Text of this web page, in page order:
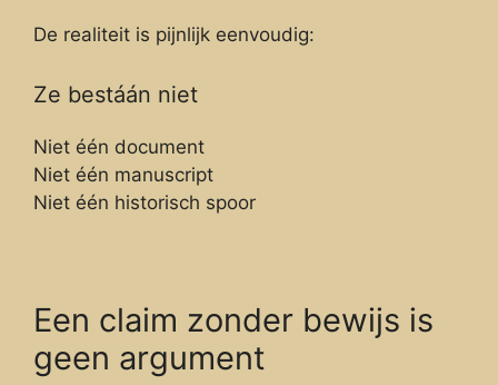
De realiteit is pijnlijk eenvoudig:
Ze bestáán niet
Niet één document
Niet één manuscript
Niet één historisch spoor
Een claim zonder bewijs is
geen argument